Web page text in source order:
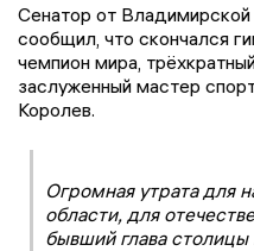
Сенатор от
сообщил, что скончался
чемпион мира,
заслуженный мастер
Королев.
Огромная утрата для
области, для
бывший глава